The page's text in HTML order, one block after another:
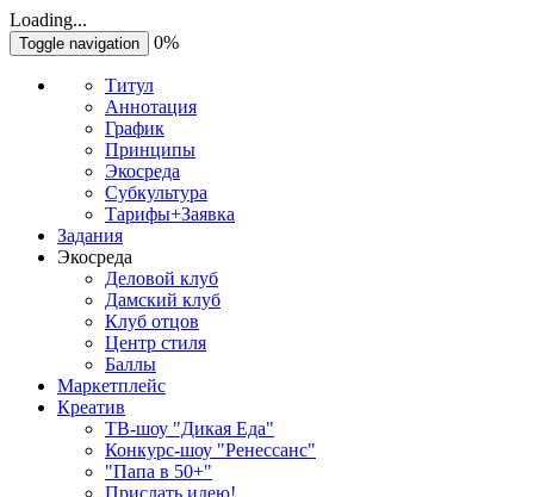
Loading...
Toggle navigation 0%
Титул
Аннотация
График
Принципы
Экосреда
Субкультура
Тарифы+Заявка
Задания
Экосреда
Деловой клуб
Дамский клуб
Клуб отцов
Центр стиля
Баллы
Маркетплейс
Креатив
ТВ-шоу "Дикая Еда"
Конкурс-шоу "Ренессанс"
"Папа в 50+"
Прислать идею!